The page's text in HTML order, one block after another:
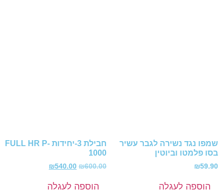
שמפו נגד נשירה לגבר עשיר
בסו פלמטו וביוטין
₪59.90
חבילת 3-יחידות FULL HR P-
1000
₪600.00
₪540.00